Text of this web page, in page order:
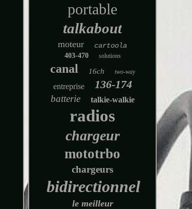
portable
talkabout
moteur cartoola
403-470 solutions
canal 16ch two-way
entreprise 136-174
batterie talkie-walkie
radios
chargeur
mototrbo
chargeurs
bidirectionnel
le meilleur